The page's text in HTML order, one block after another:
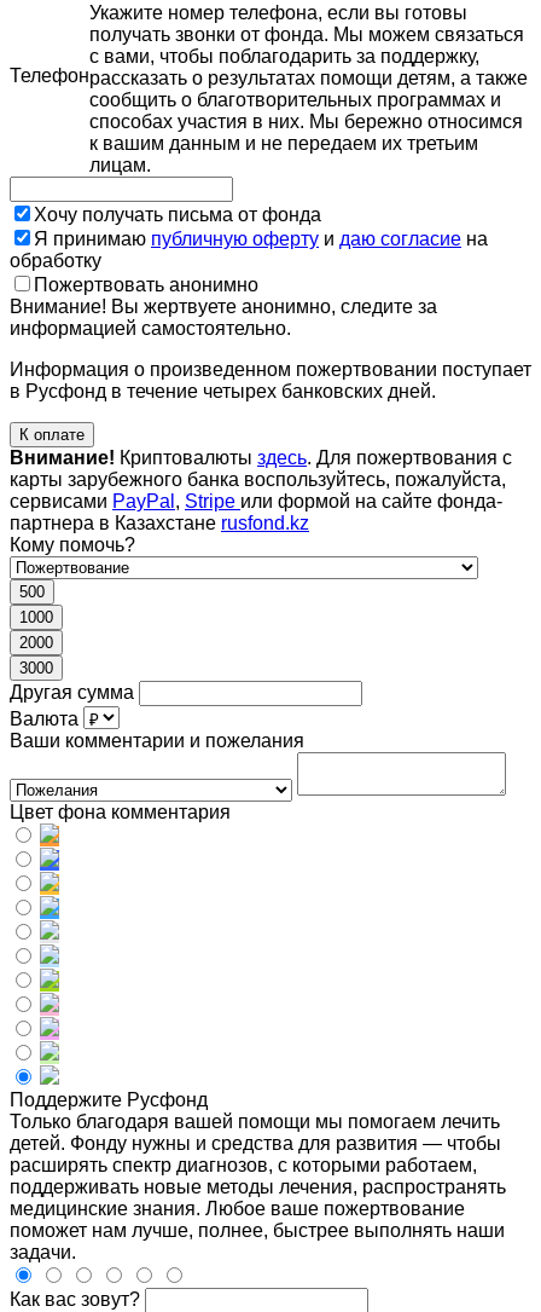
Телефон
Укажите номер телефона, если вы готовы
получать звонки от фонда. Мы можем связаться
с вами, чтобы поблагодарить за поддержку,
рассказать о результатах помощи детям, а также
сообщить о благотворительных программах и
способах участия в них. Мы бережно относимся
к вашим данным и не передаем их третьим
лицам.
Хочу получать письма от фонда
Я принимаю публичную оферту и даю согласие на
обработку
Пожертвовать анонимно
Внимание! Вы жертвуете анонимно, следите за
информацией самостоятельно.
Информация о произведенном пожертвовании поступает
в Русфонд в течение четырех банковских дней.
К оплате
Внимание! Криптовалюты здесь. Для пожертвования с
карты зарубежного банка воспользуйтесь, пожалуйста,
сервисами PayPal , Stripe или формой на сайте фонда-
партнера в Казахстане rusfond.kz
Кому помочь?
500
1000
2000
3000
Другая сумма
Валюта
Ваши комментарии и пожелания
Цвет фона комментария
Поддержите Русфонд
Только благодаря вашей помощи мы помогаем лечить
детей. Фонду нужны и средства для развития — чтобы
расширять спектр диагнозов, с которыми работаем,
поддерживать новые методы лечения, распространять
медицинские знания. Любое ваше пожертвование
поможет нам лучше, полнее, быстрее выполнять наши
задачи.
Как вас зовут?